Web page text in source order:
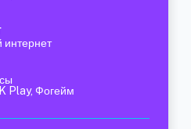
интернет
Play, Фогейм